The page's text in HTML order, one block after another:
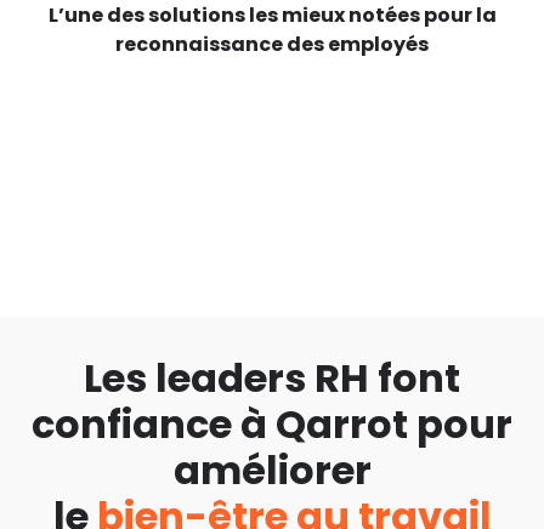
L’une des solutions les mieux notées pour la
reconnaissance des employés
Les leaders RH font
confiance à Qarrot pour
améliorer
le bien-être au travail